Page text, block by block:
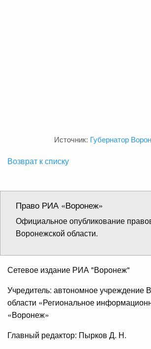
Источник: Губернатор
Возврат к списку
Право РИА «Воронеж»
Официальное опубликование
Воронежской области.
Сетевое издание РИА "Воронеж"
Учредитель: автономное учреждение
области «Региональное
«Воронеж»
Главный редактор: Пырков Д. Н.